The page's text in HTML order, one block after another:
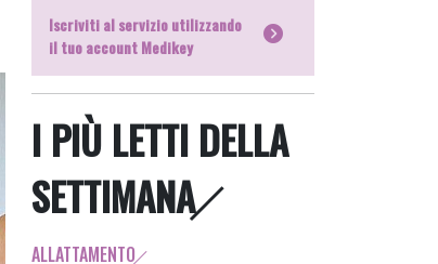
Iscriviti al servizio utilizzando
il tuo account Medikey
I PIÙ LETTI DELLA
SETTIMANA
ALLATTAMENTO